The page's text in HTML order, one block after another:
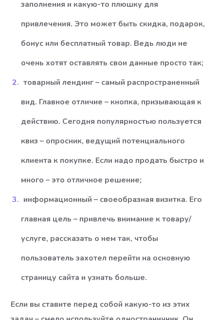
заполнения и какую-то плюшку для
привлечения. Это может быть скидка, подарок,
бонус или бесплатный товар. Ведь люди не
очень хотят оставлять свои данные просто так;
товарный лендинг – самый распространенный
вид. Главное отличие – кнопка, призывающая к
действию. Сегодня популярностью пользуется
квиз – опросник, ведущий потенциального
клиента к покупке. Если надо продать быстро и
много – это отличное решение;
информационный – своеобразная визитка. Его
главная цель – привлечь внимание к товару/
услуге, рассказать о нем так, чтобы
пользователь захотел перейти на основную
страницу сайта и узнать больше.
Если вы ставите перед собой какую-то из этих